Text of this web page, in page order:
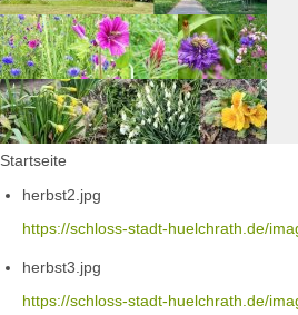
Startseite
herbst2.jpg
https://schloss-stadt-huelchrath.de/
herbst3.jpg
https://schloss-stadt-huelchrath.de/